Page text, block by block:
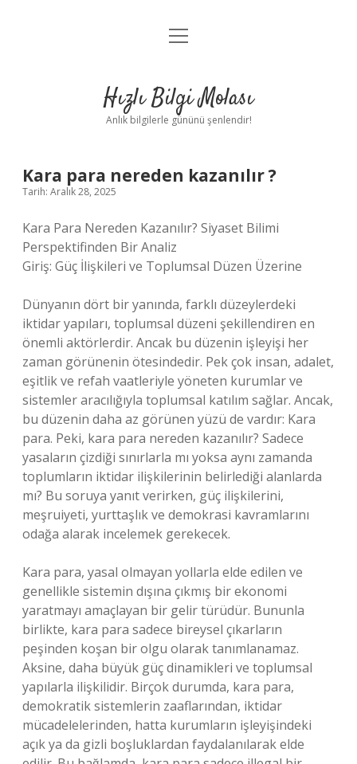
Anasayfa
Yasal Uyarı
menüyü
Hızlı Bilgi Molası
Anlık bilgilerle gününü şenlendir!
Kara para nereden kazanılır ?
Tarih: Aralık 28, 2025
Kara Para Nereden Kazanılır? Siyaset Bilimi
Perspektifinden Bir Analiz
Giriş: Güç İlişkileri ve Toplumsal Düzen Üzerine
Dünyanın dört bir yanında, farklı düzeylerdeki
iktidar yapıları, toplumsal düzeni şekillendiren en
önemli aktörlerdir. Ancak bu düzenin işleyişi her
zaman görünenin ötesindedir. Pek çok insan, adalet,
eşitlik ve refah vaatleriyle yöneten kurumlar ve
sistemler aracılığıyla toplumsal katılım sağlar. Ancak,
bu düzenin daha az görünen yüzü de vardır: Kara
para. Peki, kara para nereden kazanılır? Sadece
yasaların çizdiği sınırlarla mı yoksa aynı zamanda
toplumların iktidar ilişkilerinin belirlediği alanlarda
mı? Bu soruya yanıt verirken, güç ilişkilerini,
meşruiyeti, yurttaşlık ve demokrasi kavramlarını
odağa alarak incelemek gerekecek.
Kara para, yasal olmayan yollarla elde edilen ve
genellikle sistemin dışına çıkmış bir ekonomi
yaratmayı amaçlayan bir gelir türüdür. Bununla
birlikte, kara para sadece bireysel çıkarların
peşinden koşan bir olgu olarak tanımlanamaz.
Aksine, daha büyük güç dinamikleri ve toplumsal
yapılarla ilişkilidir. Birçok durumda, kara para,
demokratik sistemlerin zaaflarından, iktidar
mücadelelerinden, hatta kurumların işleyişindeki
açık ya da gizli boşluklardan faydalanılarak elde